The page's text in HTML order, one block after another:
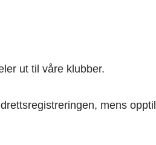
ut til våre klubber.
mens opptil